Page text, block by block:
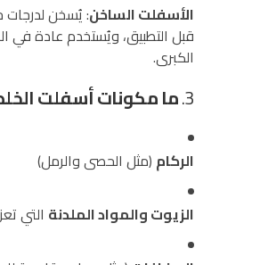
الأسفلت الساخن: يُسخن لدرجات
قبل التطبيق، ويُستخدم عادة في
الكبرى.
3. ما مكونات أسفلت الخلط
الركام (مثل الحصى والرمل)
الزيوت والمواد الملدنة التي